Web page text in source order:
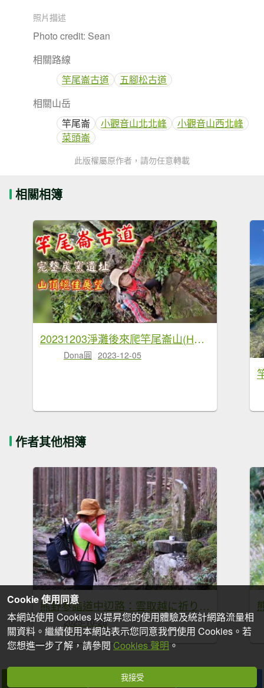
照片描述
Photo credit: Sean
相關路線
竿尾崙古道
五腳松古道
相關山岳
竿尾崙
小觀音山北北峰
小觀音山西北峰
菜頭崙
此版權屬原作者，請勿任意轉載
相關相簿
20231203淨灘後來爬竿尾崙山(H886m)
Dona圓 2023-12-05
作者其他相簿
熊野参詣道中辺路：雲取越に祈りは続く
2025-10-28
收藏
Cookie 使用同意
本網站使用 Cookies 以提昇您的使用體驗及統計網路流量相
關資料。繼續使用本網站表示您同意我們使用 Cookies。若
您想進一步了解，請參閱 Cookies 聲明 。
我接受